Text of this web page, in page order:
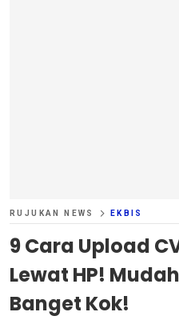
RUJUKAN NEWS EKBIS
9 Cara Upload
Lewat HP!
Banget Kok!